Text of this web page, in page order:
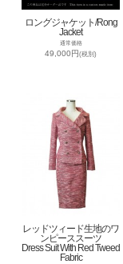
ロングジャケット/Rong
Jacket
通常価格
49,000円(税別)
レッドツィード生地のワ
ンピーススーツ
Dress Suit With Red Tweed
Fabric